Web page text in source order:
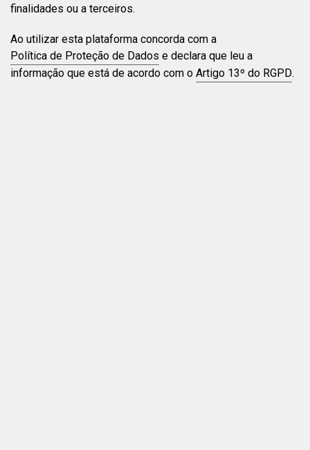
finalidades ou a terceiros.
Ao utilizar esta plataforma concorda com a
Política de Proteção de Dados e declara que leu a
informação que está de acordo com o Artigo 13º do RGPD.